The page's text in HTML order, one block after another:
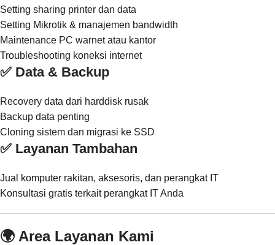
Setting sharing printer dan data
Setting Mikrotik & manajemen bandwidth
Maintenance PC warnet atau kantor
Troubleshooting koneksi internet
✅ Data & Backup
Recovery data dari harddisk rusak
Backup data penting
Cloning sistem dan migrasi ke SSD
✅ Layanan Tambahan
Jual komputer rakitan, aksesoris, dan perangkat IT
Konsultasi gratis terkait perangkat IT Anda
🌍 Area Layanan Kami